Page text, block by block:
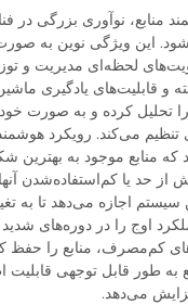
نوآوری بزرگی در
این ویژگی نوین به صورت
لحظه‌ای مدیریت و
و قابلیت‌های یادگیری
تحلیل کرده و به صورت
می‌کند. رویکرد
منابع موجود به بهترین
از حد یا کم‌استفاده‌شدن
سیستم اجازه می‌دهد تا به
اوج را در دوره‌های
کم‌مصرف، منابع را حفظ
به طور قابل توجهی قابلیت
می‌دهد.